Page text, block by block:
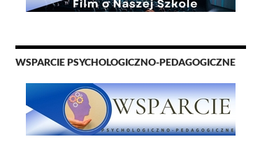
WSPARCIE PSYCHOLOGICZNO-PEDAGOGICZNE